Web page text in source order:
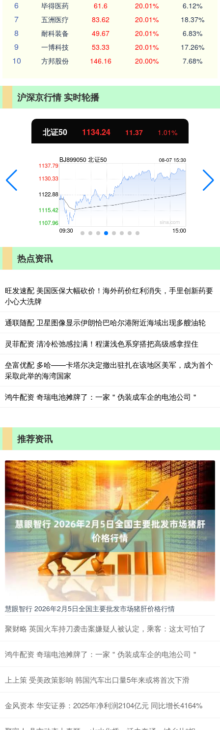
6 毕得医药 61.6 20.01% 6.12%
7 五洲医疗 83.62 20.01% 18.37%
8 耐科装备 49.67 20.01% 6.83%
9 一博科技 53.33 20.01% 17.26%
10 方邦股份 146.16 20.00% 7.68%
沪深京行情 实时轮播
北证50 1134.24 11.37 1.01%
热点资讯
旺发速配 美国医保大幅砍价！海外药价红利消失，手里创新药要
小心大洗牌
通联随配 卫星图像显示伊朗恰巴哈尔港附近海域出现多艘油轮
灵菲配资 清冷松弛感拉满！程潇浅色系穿搭把高级感拿捏住
垒富优配 多哈——卡塔尔决定撤出驻扎在该地区美军，成为首个
采取此举的海湾国家
鸿牛配资 奇瑞电池摊牌了：一家＂伪装成车企的电池公司＂
推荐资讯
慧眼智行 2026年2月5日全国主要批发市场猪肝价格行情
聚财略 英国火车持刀袭击案嫌疑人被认定，乘客：这太可怕了
鸿牛配资 奇瑞电池摊牌了：一家＂伪装成车企的电池公司＂
上上策 受美政策影响 韩国汽车出口量5年来或将首次下滑
金风资本 华安证券：2025年净利润2104亿元 同比增长4164%